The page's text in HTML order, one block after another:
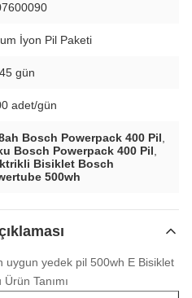
İyon Pil Paketi
gün
adet/gün
Bosch Powerpack 400 Pil
Bosch Powerpack 400 Pil
Bisiklet Bosch
500wh
uygun yedek pil 500wh E Bisiklet
Ürün Tanımı